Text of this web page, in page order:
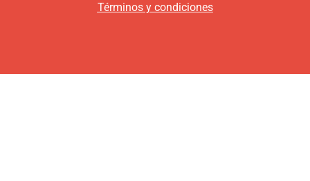
Términos y condiciones